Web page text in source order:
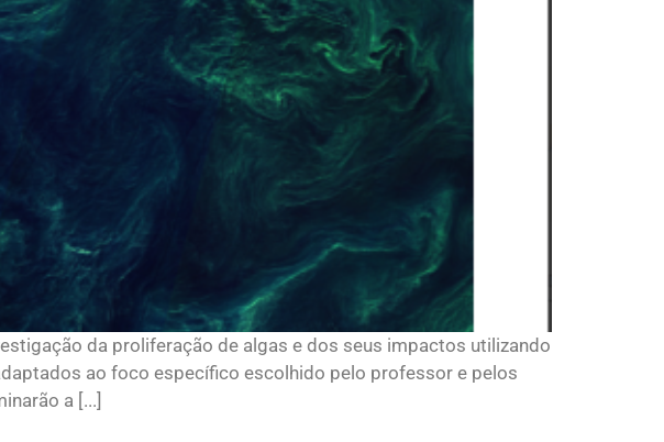
da proliferação de algas e dos seus impactos utilizando
ao foco específico escolhido pelo professor e pelos
a [...]